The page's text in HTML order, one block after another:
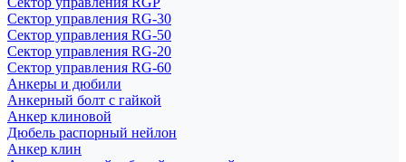
Сектор управления RG-30
Сектор управления RG-50
Сектор управления RG-20
Сектор управления RG-60
Анкеры и дюбили
Анкерный болт с гайкой
Анкер клиновой
Дюбель распорный нейлон
Анкер клин